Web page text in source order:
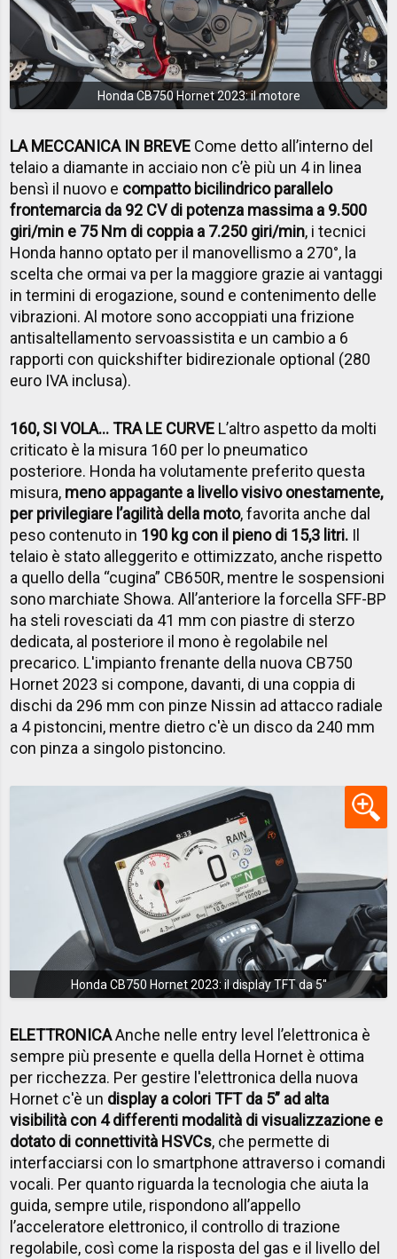
Honda CB750 Hornet 2023: il motore
LA MECCANICA IN BREVE Come detto all’interno del
telaio a diamante in acciaio non c’è più un 4 in linea
bensì il nuovo e compatto bicilindrico parallelo
frontemarcia da 92 CV di potenza massima a 9.500
giri/min e 75 Nm di coppia a 7.250 giri/min, i tecnici
Honda hanno optato per il manovellismo a 270°, la
scelta che ormai va per la maggiore grazie ai vantaggi
in termini di erogazione, sound e contenimento delle
vibrazioni. Al motore sono accoppiati una frizione
antisaltellamento servoassistita e un cambio a 6
rapporti con quickshifter bidirezionale optional (280
euro IVA inclusa).
160, SI VOLA… TRA LE CURVE L’altro aspetto da molti
criticato è la misura 160 per lo pneumatico
posteriore. Honda ha volutamente preferito questa
misura, meno appagante a livello visivo onestamente,
per privilegiare l’agilità della moto, favorita anche dal
peso contenuto in 190 kg con il pieno di 15,3 litri. Il
telaio è stato alleggerito e ottimizzato, anche rispetto
a quello della “cugina” CB650R, mentre le sospensioni
sono marchiate Showa. All’anteriore la forcella SFF-BP
ha steli rovesciati da 41 mm con piastre di sterzo
dedicata, al posteriore il mono è regolabile nel
precarico. L'impianto frenante della nuova CB750
Hornet 2023 si compone, davanti, di una coppia di
dischi da 296 mm con pinze Nissin ad attacco radiale
a 4 pistoncini, mentre dietro c'è un disco da 240 mm
con pinza a singolo pistoncino.
Honda CB750 Hornet 2023: il display TFT da 5''
ELETTRONICAAnche nelle entry level l’elettronica è
sempre più presente e quella della Hornet è ottima
per ricchezza. Per gestire l'elettronica della nuova
Hornet c'è un display a colori TFT da 5” ad alta
visibilità con 4 differenti modalità di visualizzazione e
dotato di connettività HSVCs, che permette di
interfacciarsi con lo smartphone attraverso i comandi
vocali. Per quanto riguarda la tecnologia che aiuta la
guida, sempre utile, rispondono all’appello
l’acceleratore elettronico, il controllo di trazione
regolabile, così come la risposta del gas e il livello del